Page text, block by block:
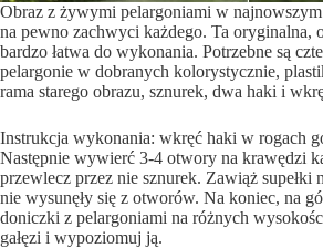
Obraz z żywymi pelargoniami w
na pewno zachwyci każdego. Ta oryginalna,
bardzo łatwa do wykonania. Potrzebne są
pelargonie w dobranych kolorystycznie,
rama starego obrazu, sznurek, dwa haki i
Instrukcja wykonania: wkręć haki w rogach
Następnie wywierć 3-4 otwory na krawędzi
przewlecz przez nie sznurek. Zawiąż supełki
nie wysunęły się z otworów. Na koniec, na
doniczki z pelargoniami na różnych
gałęzi i wypoziomuj ją.